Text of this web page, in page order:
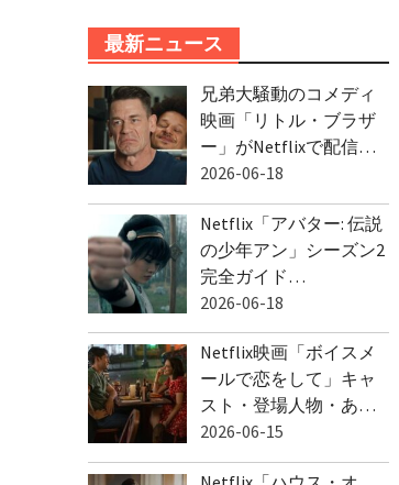
最新ニュース
兄弟大騒動のコメディ
映画「リトル・ブラザ
ー」がNetflixで配信…
2026-06-18
Netflix「アバター: 伝説
の少年アン」シーズン2
完全ガイド…
2026-06-18
Netflix映画「ボイスメ
ールで恋をして」キャ
スト・登場人物・あ…
2026-06-15